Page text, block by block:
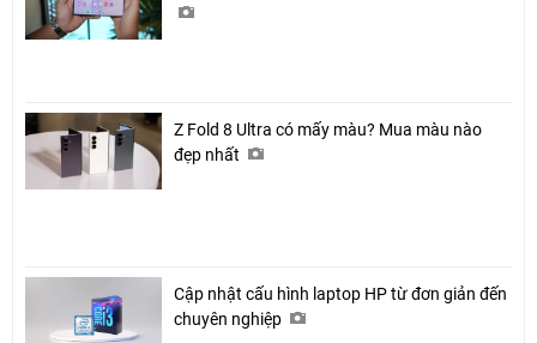
Z Fold 8 Ultra có mấy màu? Mua màu nào
đẹp nhất
Cập nhật cấu hình laptop HP từ đơn giản đến
chuyên nghiệp